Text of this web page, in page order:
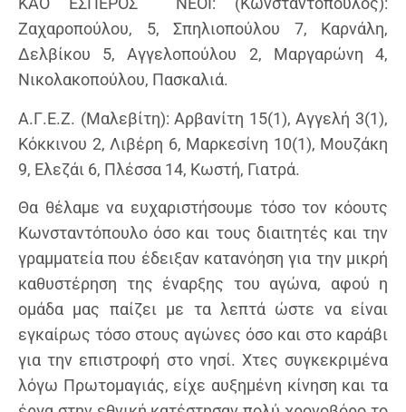
Ζαχαροπούλου, 5, Σπηλιοπούλου 7, Καρνάλη,
Δελβίκου 5, Αγγελοπούλου 2, Μαργαρώνη 4,
Νικολακοπούλου, Πασκαλιά.
Α.Γ.Ε.Ζ. (Μαλεβίτη): Αρβανίτη 15(1), Αγγελή 3(1),
Κόκκινου 2, Λιβέρη 6, Μαρκεσίνη 10(1), Μουζάκη
9, Ελεζάι 6, Πλέσσα 14, Κωστή, Γιατρά.
Θα θέλαμε να ευχαριστήσουμε τόσο τον κόουτς
Κωνσταντόπουλο όσο και τους διαιτητές και την
γραμματεία που έδειξαν κατανόηση για την μικρή
καθυστέρηση της έναρξης του αγώνα, αφού η
ομάδα μας παίζει με τα λεπτά ώστε να είναι
εγκαίρως τόσο στους αγώνες όσο και στο καράβι
για την επιστροφή στο νησί. Χτες συγκεκριμένα
λόγω Πρωτομαγιάς, είχε αυξημένη κίνηση και τα